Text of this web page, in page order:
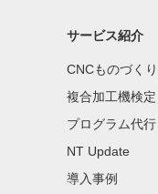
サービス紹介
CNCものづく
複合加工機検定
プログラム代行
NT Update
導入事例